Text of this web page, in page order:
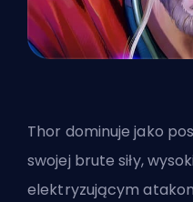
Thor dominuje jako
swojej brute siły,
elektryzującym